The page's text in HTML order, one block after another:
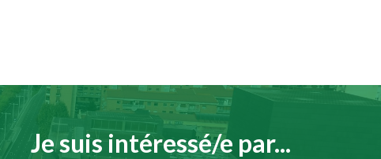
Je suis intéressé/e par...